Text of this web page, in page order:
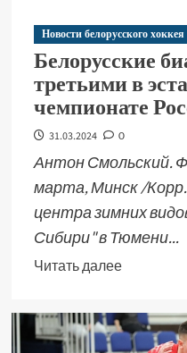
Новости белорусского хоккея
Белорусские
третьими в
чемпионате
31.03.2024 0
Антон Смольский.
марта, Минск /
центра зимних
Сибири" в Тюмени...
Читать далее